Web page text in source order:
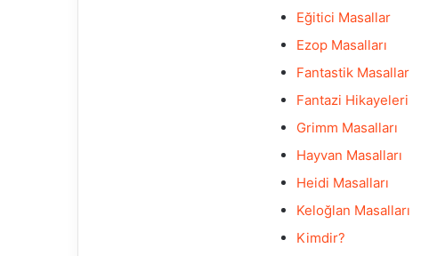
Eğitici Masallar
Ezop Masalları
Fantastik Masallar
Fantazi Hikayeleri
Grimm Masalları
Hayvan Masalları
Heidi Masalları
Keloğlan Masalları
Kimdir?